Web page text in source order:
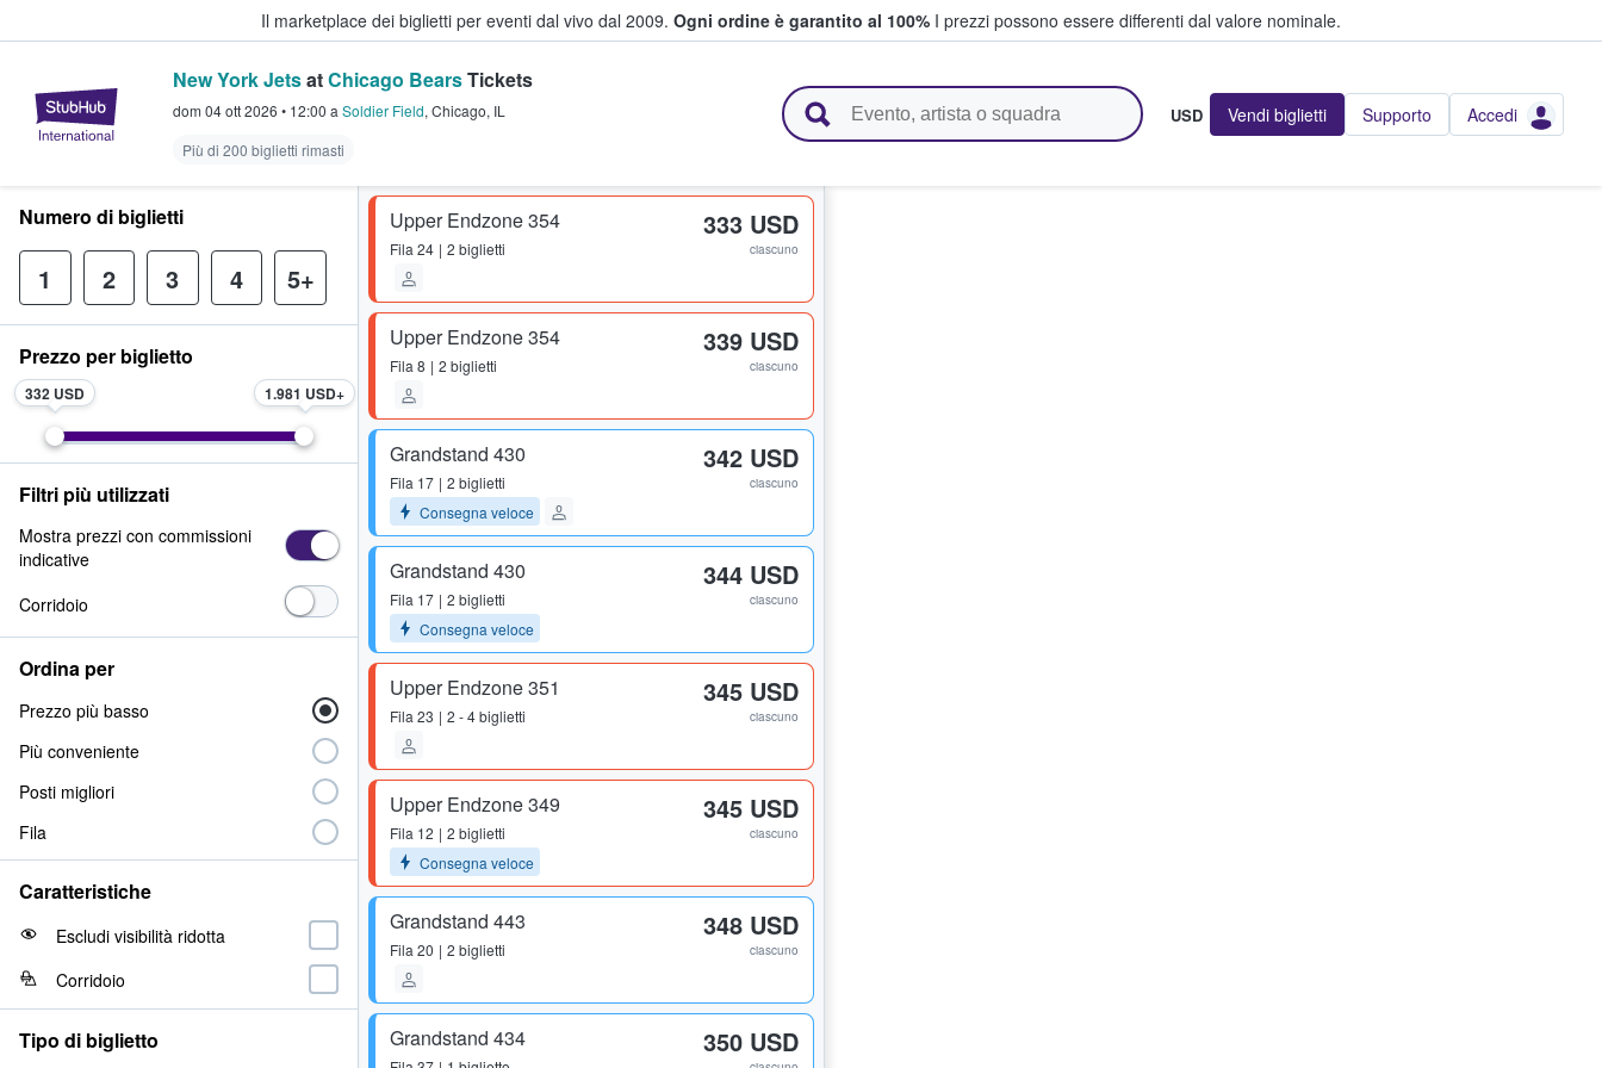
Il marketplace dei biglietti per eventi dal vivo dal 2009. Ogni ordine è garantito al 100% I prezzi possono essere differenti dal valore nominale.
StubHub - Dove i fan comprano e vendono biglietti
New York JetsatChicago BearsTickets
dom 04 ott 2026 • 12:00 a Soldier Field, Chicago, IL
Più di 200 biglietti rimasti
USD Vendi biglietti Supporto Accedi
Upper Endzone 354
Fila 24 2 biglietti
333 USD
ciascuno
Upper Endzone 354
Fila 8 2 biglietti
339 USD
ciascuno
Grandstand 430
Fila 17
2 biglietti
Consegna veloce
342 USD
ciascuno
Grandstand 430
Fila 17
2 biglietti
Consegna veloce
344 USD
ciascuno
Upper Endzone 351
Fila 23 2 - 4 biglietti
345 USD
ciascuno
Upper Endzone 349
Fila 12
2 biglietti
Consegna veloce
345 USD
ciascuno
Grandstand 443
Fila 20 2 biglietti
348 USD
ciascuno
Grandstand 434 350 USD
Numero di biglietti
1 2 3 4 5+
Prezzo per biglietto
332 USD 1.981 USD
Filtri più utilizzati
Mostra prezzi con commissioni
indicative
Corridoio
Ordina per
Prezzo più basso
Più conveniente
Posti migliori
Fila
Caratteristiche
Escludi visibilità ridotta
Corridoio
Tipo di biglietto